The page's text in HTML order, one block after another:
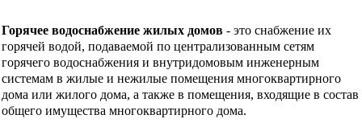
Горячее водоснабжение жилых домов - это снабжение их
горячей водой, подаваемой по централизованным сетям
горячего водоснабжения и внутридомовым инженерным
системам в жилые и нежилые помещения многоквартирного
дома или жилого дома, а также в помещения, входящие в состав
общего имущества многоквартирного дома.